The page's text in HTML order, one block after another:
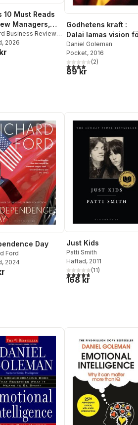
10 Must Reads
Managers,
and
(featuring
the Boss"
Business Review,
Hill,Marcus
, 2026
Godhetens kraft :
Dalai lamas vision
en bättre värld
Daniel Goleman
Pocket, 2016
4,0utav 5 stjärnor. Totalt
(2)
89 kr
Day
Ford
, 2024
Just Kids
Patti Smith
Häftad, 2011
4,7utav 5 stjärnor. Totalt
(11)
168 kr